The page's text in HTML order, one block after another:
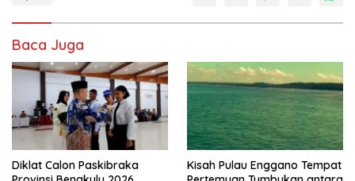
Baca Juga
Diklat Calon Paskibraka
Kisah Pulau Enggano Tempat